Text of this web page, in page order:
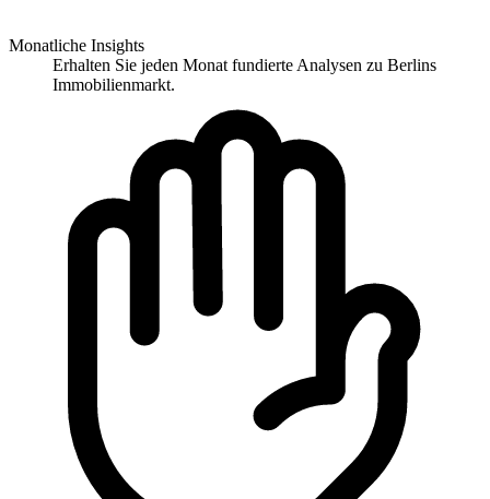
Monatliche Insights
Erhalten Sie jeden Monat fundierte Analysen zu Berlins
Immobilienmarkt.